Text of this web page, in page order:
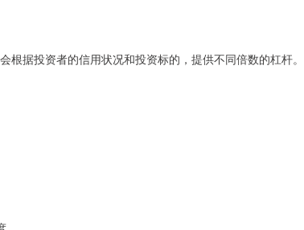
据投资者的信用状况和投资标的，提供不同倍数的杠杆。